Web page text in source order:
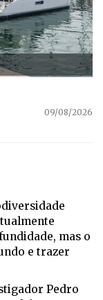
09/08/2026
mas o
e trazer
Pedro